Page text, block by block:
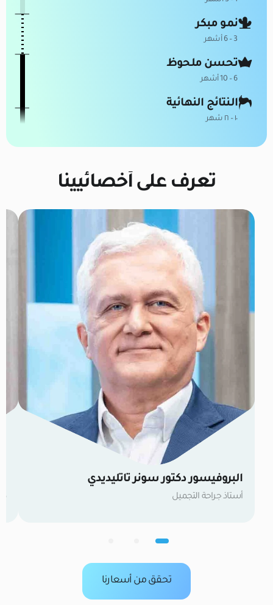
نمو مبكر
3 – 6 أشهر
تحسن ملحوظ
6 – 10 أشهر
النتائج النهائية
١٠ – ١٦ شهر
تعرف على أخصائيينا
البروفيسور دكتور سونر تاتليديدي
أستاذ جراحة التجميل
تحقق من أسعارنا